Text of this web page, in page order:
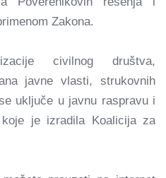
Zakona.
civilnog društva,
javne vlasti, strukovnih
uključe u javnu raspravu i
je izradila Koalicija za